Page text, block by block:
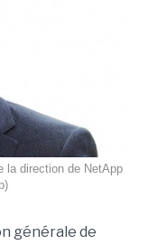
la direction de NetApp
générale de